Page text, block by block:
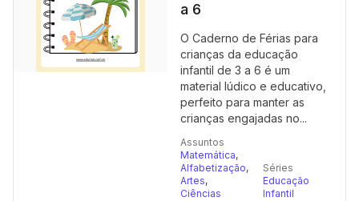
a 6
O Caderno de Férias para
crianças da educação
infantil de 3 a 6 é um
material lúdico e educativo,
perfeito para manter as
crianças engajadas no...
Assuntos
Matemática,
Alfabetização,
Artes,
Ciências
Séries
Educação
Infantil